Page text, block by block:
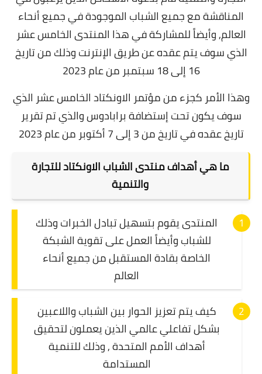
المناقشة مع جميع الشباب الموجودة في جميع أنحاء
العالم,وأيضاً للمشاركة في هذا المنتدى الخامس عشر
الذي سوف يتم عقده عن طريق الإنترنت وذلك من تاريخ
16 إلى 18 سبتمبر من عام 2023
وهذا الأمر كجزء من مؤتمر الاونكتاد الخامس عشر الذي
سوف يكون تحت إستضافة برابادوس والذي تم تقرير
تاريخ عقده في تاريخ من 3 إلى 7 أكتوبر من عام 2023
ما هي أهداف منتدى الشباب الاونكتاد للتجارة
والتنمية
المنتدى يقوم بتسهيل تبادل الخبرات وذلك
للشباب وأيضاً العمل على تقوية الشبكة
الخاصة بقادة المستقبل من جميع أنحاء
العالم
كيف يتم تعزيز الحوار بين الشباب واللاعبين
بشكل تفاعلي عالمي الذين يعملون لتحقيق
أهداف الأمم المتحدة , وذلك للتنمية
المستدامة